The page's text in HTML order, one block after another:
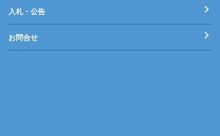
工科短期大学校
技術専門校
ガス溶接技能講習
各種特別教育
入札・公告
お問合せ